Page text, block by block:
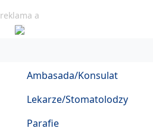
reklama a
Ambasada/Konsulat
Lekarze/Stomatolodzy
Parafie